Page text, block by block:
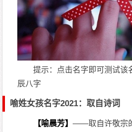
提示：点击名字即可测试该
辰八字
喻姓女孩名字2021：取自诗词
【喻晨芳】——取自许敬宗